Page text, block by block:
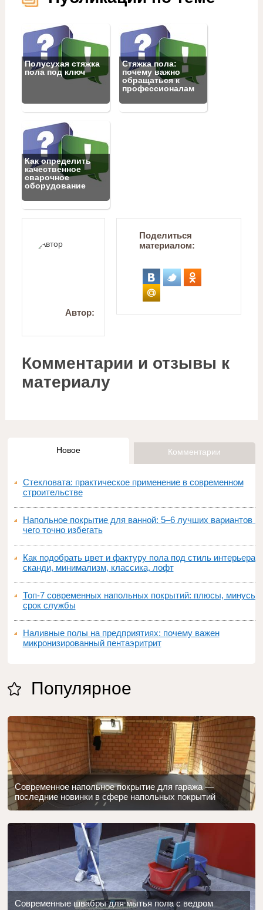
Полусухая стяжка
пола под ключ
Стяжка пола:
почему важно
обращаться к
профессионалам
Как определить
качественное
сварочное
оборудование
Автор:
Поделиться
материалом:
Комментарии и отзывы к
материалу
Новое Комментарии
Стекловата: практическое применение в современном
строительстве
Напольное покрытие для ванной: 5–6 лучших вариантов и
чего точно избегать
Как подобрать цвет и фактуру пола под стиль интерьера:
сканди, минимализм, классика, лофт
Топ‑7 современных напольных покрытий: плюсы, минусы,
срок службы
Наливные полы на предприятиях: почему важен
микронизированный пентаэритрит
Популярное
Современное напольное покрытие для гаража —
последние новинки в сфере напольных покрытий
Современные швабры для мытья пола с ведром